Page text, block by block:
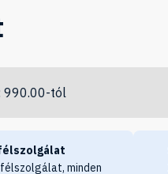
990.00-tól
minden